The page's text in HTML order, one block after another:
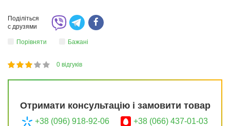
Поділіться
с друзями
Порівняти Бажані
60
1
2
3
4
5 0 відгуків
Отримати консультацію і замовити товар
+38 (096) 918-92-06 +38 (066) 437-01-03